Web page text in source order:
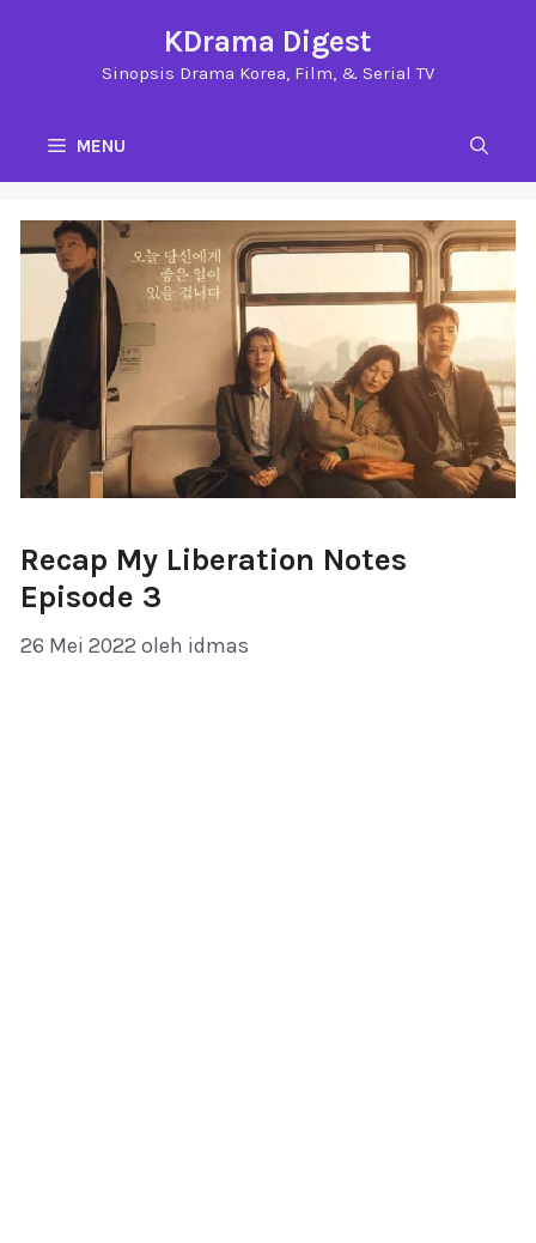
KDrama Digest
Sinopsis Drama Korea, Film, & Serial TV
MENU
Recap My Liberation Notes
Episode 3
26 Mei 2022 oleh idmas